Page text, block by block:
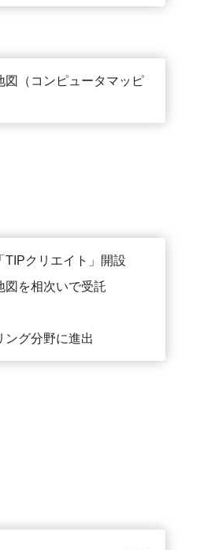
（コンピュータマッピ
TIPクリエイト」開設
図を相次いで受託
ング分野に進出